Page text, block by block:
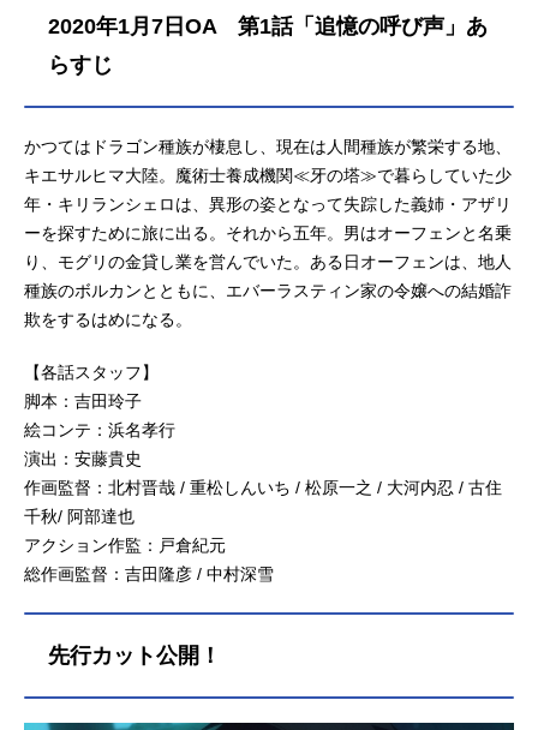
2020年1月7日OA 第1話「追憶の呼び声」あ
らすじ
かつてはドラゴン種族が棲息し、現在は人間種族が繁栄する地、
キエサルヒマ大陸。魔術士養成機関≪牙の塔≫で暮らしていた少
年・キリランシェロは、異形の姿となって失踪した義姉・アザリ
ーを探すために旅に出る。それから五年。男はオーフェンと名乗
り、モグリの金貸し業を営んでいた。ある日オーフェンは、地人
種族のボルカンとともに、エバーラスティン家の令嬢への結婚詐
欺をするはめになる。
【各話スタッフ】
脚本：吉田玲子
絵コンテ：浜名孝行
演出：安藤貴史
作画監督：北村晋哉 / 重松しんいち / 松原一之 / 大河内忍 / 古住
千秋/ 阿部達也
アクション作監：戸倉紀元
総作画監督：吉田隆彦 / 中村深雪
先行カット公開！